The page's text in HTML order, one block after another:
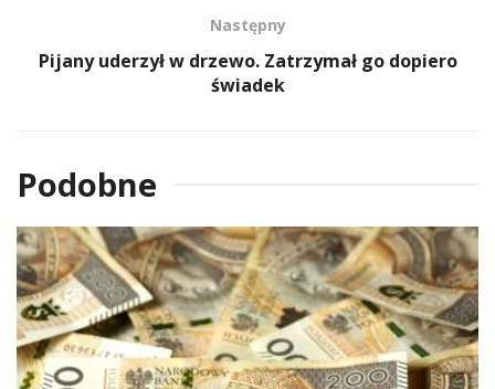
Następny
Pijany uderzył w drzewo. Zatrzymał go dopiero
świadek
Podobne